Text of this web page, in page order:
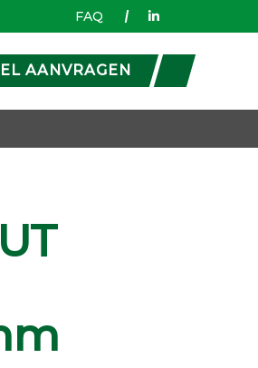
FAQ
AANVRAGEN